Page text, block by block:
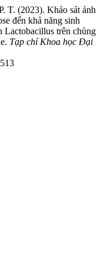
T. (2023). Khảo sát ảnh
đến khả năng sinh
Lactobacillus trên chủng
Tạp chí Khoa học Đại